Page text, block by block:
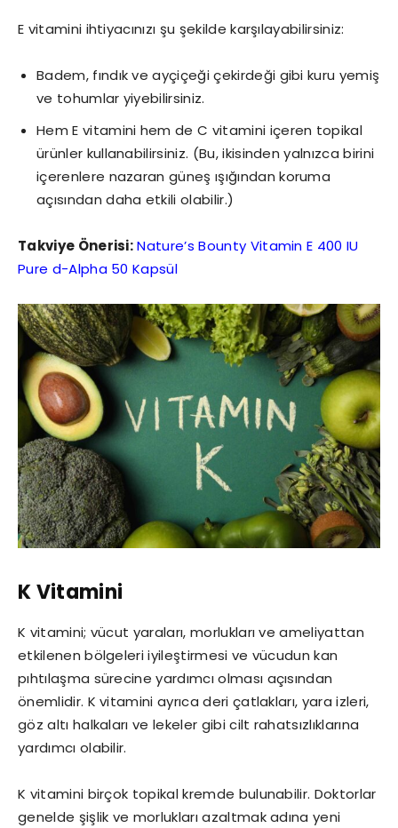
E vitamini ihtiyacınızı şu şekilde karşılayabilirsiniz:
Badem, fındık ve ayçiçeği çekirdeği gibi kuru yemiş
ve tohumlar yiyebilirsiniz.
Hem E vitamini hem de C vitamini içeren topikal
ürünler kullanabilirsiniz. (Bu, ikisinden yalnızca birini
içerenlere nazaran güneş ışığından koruma
açısından daha etkili olabilir.)
Takviye Önerisi: Nature’s Bounty Vitamin E 400 IU
Pure d-Alpha 50 Kapsül
K Vitamini
K vitamini; vücut yaraları, morlukları ve ameliyattan
etkilenen bölgeleri iyileştirmesi ve vücudun kan
pıhtılaşma sürecine yardımcı olması açısından
önemlidir. K vitamini ayrıca deri çatlakları, yara izleri,
göz altı halkaları ve lekeler gibi cilt rahatsızlıklarına
yardımcı olabilir.
K vitamini birçok topikal kremde bulunabilir. Doktorlar
genelde şişlik ve morlukları azaltmak adına yeni